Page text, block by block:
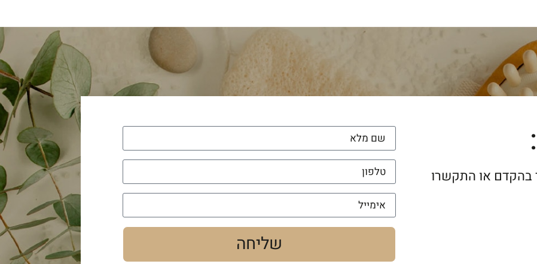
בהקדם או התקשרו
שליחה